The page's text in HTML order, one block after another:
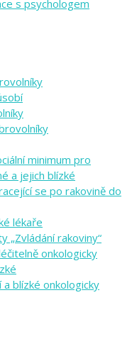
s psychologem
minimum pro
a jejich blízké
se po rakovině do
lékaře
„Zvládání rakoviny“
onkologicky
blízké onkologicky